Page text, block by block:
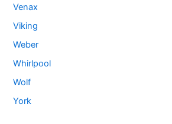
Venax
Viking
Weber
Whirlpool
Wolf
York